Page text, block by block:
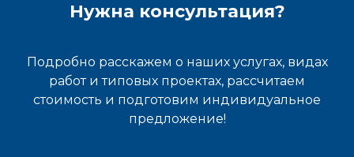
Нужна консультация?
Подробно расскажем о наших услугах, видах
работ и типовых проектах, рассчитаем
стоимость и подготовим индивидуальное
предложение!